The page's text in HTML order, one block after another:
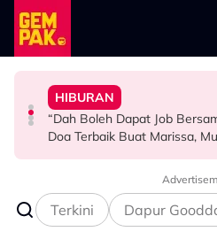
Skip to main content
HIBURAN
Bawa Anak Ke Klinik,
Doktor
HIBURAN
“Dah Boleh Dapat Job
Doa Terbaik Buat Marissa,
SELEBRITI
Michelle Yeoh Dinobatkan
Ini’ Di BIFF
BERITA
Kasihnya Ibu, Ikan Lumba-
Anak Yang Sudah Mati
Terkini Dapur